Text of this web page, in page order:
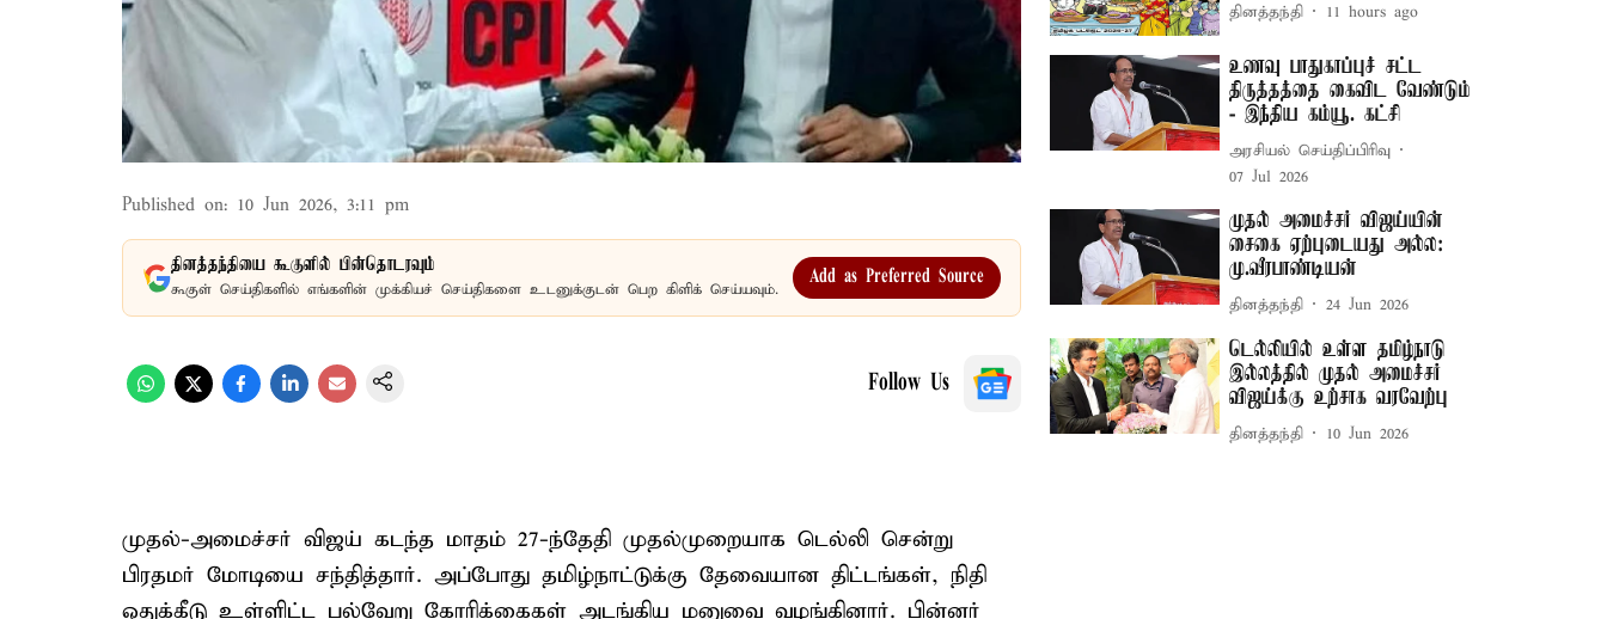
Published on: 10 Jun 2026, 3:11 pm
தினத்தந்தியை கூகுளில் பின்தொடரவும்
கூகுள் செய்திகளில் எங்களின் முக்கியச் செய்திகளை உடனுக்குடன் பெற கிளிக் செய்யவும்.
Add as Preferred Source
Follow Us
முதல்-அமைச்சர் விஜய் கடந்த மாதம் 27-ந்தேதி முதல்முறையாக டெல்லி சென்று
பிரதமர் மோடியை சந்தித்தார். அப்போது தமிழ்நாட்டுக்கு தேவையான திட்டங்கள், நிதி
ஒதுக்கீடு உள்ளிட்ட பல்வேறு கோரிக்கைகள் அடங்கிய மனுவை வழங்கினார். பின்னர்
தினத்தந்தி 11 hours ago
உணவு பாதுகாப்புச் சட்ட
திருத்தத்தை கைவிட வேண்டும்
- இந்திய கம்யூ. கட்சி
அரசியல் செய்திப்பிரிவு
07 Jul 2026
முதல் அமைச்சர் விஜய்யின்
சைகை ஏற்புடையது அல்ல:
மு.வீரபாண்டியன்
தினத்தந்தி 24 Jun 2026
டெல்லியில் உள்ள தமிழ்நாடு
இல்லத்தில் முதல் அமைச்சர்
விஜய்க்கு உற்சாக வரவேற்பு
தினத்தந்தி 10 Jun 2026